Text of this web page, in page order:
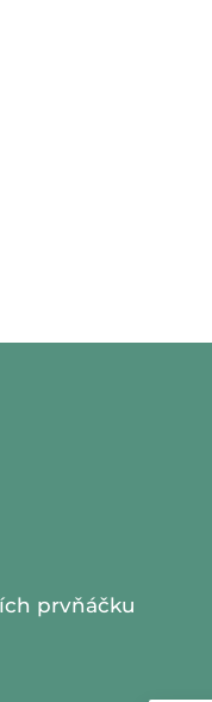
prvňáčku